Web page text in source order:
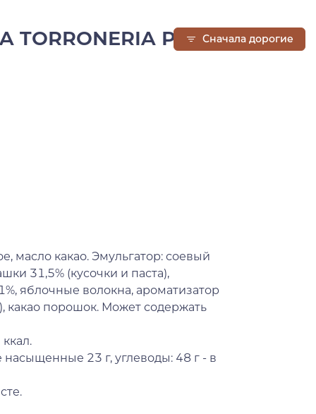
PIEMONTESE,
масло какао. Эмульгатор: соевый
31,5% (кусочки и паста),
яблочные волокна, ароматизатор
какао порошок. Может содержать
23 г, углеводы: 48 г - в
Сначала дорогие